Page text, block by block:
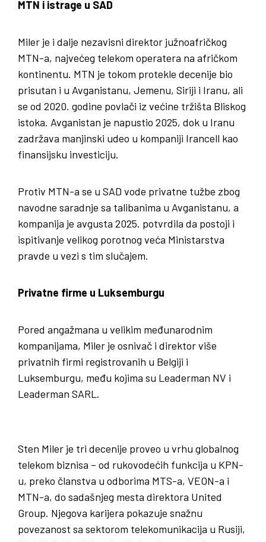
MTN i istrage u SAD
Miler je i dalje nezavisni direktor južnoafričkog
MTN-a, najvećeg telekom operatera na afričkom
kontinentu. MTN je tokom protekle decenije bio
prisutan i u Avganistanu, Jemenu, Siriji i Iranu, ali
se od 2020. godine povlači iz većine tržišta Bliskog
istoka. Avganistan je napustio 2025, dok u Iranu
zadržava manjinski udeo u kompaniji Irancell kao
finansijsku investiciju.
Protiv MTN-a se u SAD vode privatne tužbe zbog
navodne saradnje sa talibanima u Avganistanu, a
kompanija je avgusta 2025. potvrdila da postoji i
ispitivanje velikog porotnog veća Ministarstva
pravde u vezi s tim slučajem.
Privatne firme u Luksemburgu
Pored angažmana u velikim međunarodnim
kompanijama, Miler je osnivač i direktor više
privatnih firmi registrovanih u Belgiji i
Luksemburgu, među kojima su Leaderman NV i
Leaderman SARL.
Sten Miler je tri decenije proveo u vrhu globalnog
telekom biznisa – od rukovodećih funkcija u KPN-
u, preko članstva u odborima MTS-a, VEON-a i
MTN-a, do sadašnjeg mesta direktora United
Group. Njegova karijera pokazuje snažnu
povezanost sa sektorom telekomunikacija u Rusiji,